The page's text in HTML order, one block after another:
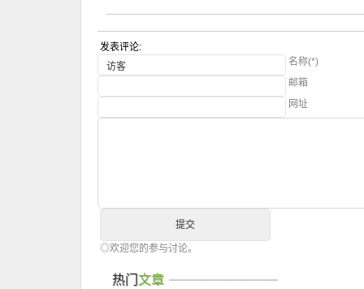
发表评论:
名称(*)
邮箱
网址
◎欢迎您的参与讨论。
热门文章